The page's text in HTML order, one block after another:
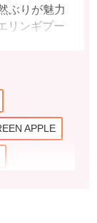
ぶりが魅力
リンギプー
たくましい
マシュマロ
APPLE